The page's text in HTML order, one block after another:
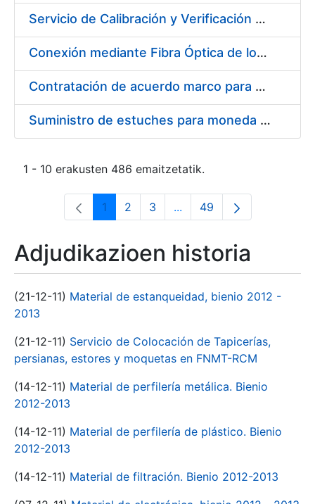
Servicio de Calibración y Verificación Externa de los Equipos de Medición del Servicio de Prevención de la FNMT-RCM
Conexión mediante Fibra Óptica de los Centros de Proceso de Datos (CPDs) de las sedes de la FNMT-RCM de Burgos y Madrid
Contratación de acuerdo marco para el Suministro de Material de Electricidad para la Fábrica Nacional de Moneda y Timbre-Real Casa de la Moneda en su centro de trabajo de Burgos
Suministro de estuches para moneda de 30 €
1 - 10 erakusten 486 emaitzetatik.
Orrialdea
1 Orrialdea
2 Orrialdea
3 ...Intermediate Pages Use
Orrialdea
49
Adjudikazioen historia
(21-12-11) Material de estanqueidad, bienio 2012 -
2013
(21-12-11) Servicio de Colocación de Tapicerías,
persianas, estores y moquetas en FNMT-RCM
(14-12-11) Material de perfilería metálica. Bienio
2012-2013
(14-12-11) Material de perfilería de plástico. Bienio
2012-2013
(14-12-11) Material de filtración. Bienio 2012-2013